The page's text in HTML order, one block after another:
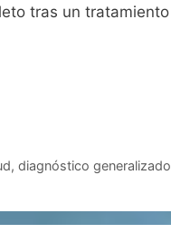
tras un
,diagnóstico generalizado